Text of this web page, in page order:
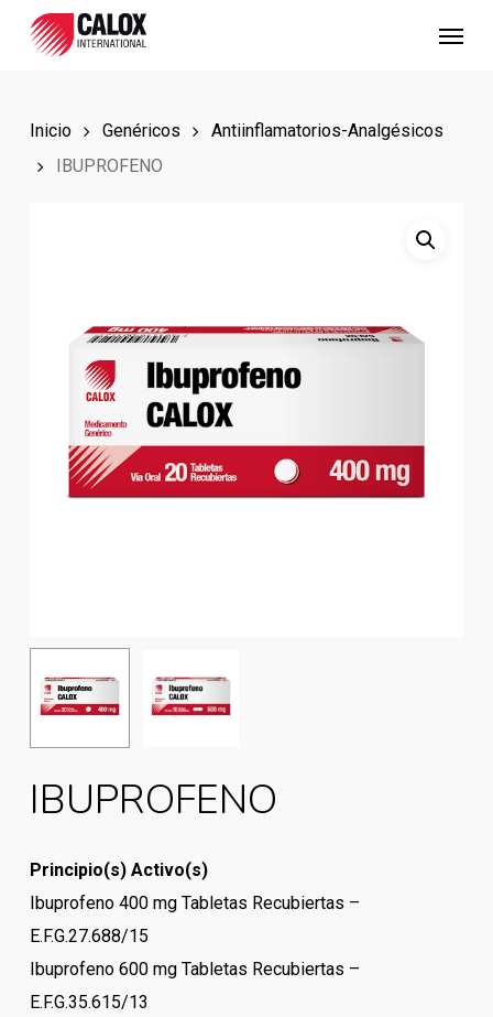
Inicio Genéricos
Antiinflamatorios-Analgésicos
IBUPROFENO
IBUPROFENO
Principio(s) Activo(s)
Ibuprofeno 400 mg Tabletas Recubiertas –
E.F.G.27.688/15
Ibuprofeno 600 mg Tabletas Recubiertas –
E.F.G.35.615/13